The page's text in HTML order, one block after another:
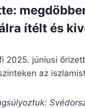
ítélt és
2025. júniusi
az